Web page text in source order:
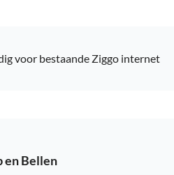
voor bestaande Ziggo internet
en Bellen